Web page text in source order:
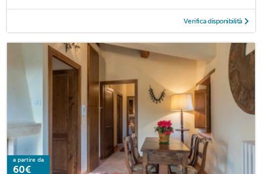
Verifica disponibilità
a partire da
60€